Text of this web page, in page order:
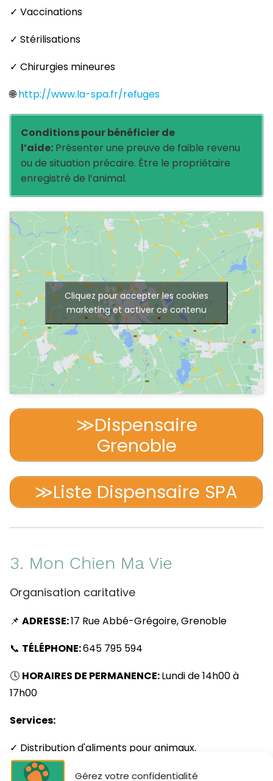
Gérez votre confidentialité
✓ Vaccinations
✓ Stérilisations
✓ Chirurgies mineures
🌐http://www.la-spa.fr/refuges
Conditions pour bénéficier de
l’aide: Présenter une preuve de faible revenu
ou de situation précaire. Être le propriétaire
enregistré de l’animal.
Cliquez pour accepter les cookies
marketing et activer ce contenu
≫Dispensaire
Grenoble
≫Liste Dispensaire SPA
3. Mon Chien Ma Vie
Organisation caritative
📌 ADRESSE:17 Rue Abbé-Grégoire, Grenoble
📞 TÉLÉPHONE:645 795 594
🕓 HORAIRES DE PERMANENCE:Lundi de 14h00 à
17h00
Services:
✓ Distribution d'aliments pour animaux.
✓ Conseils et soutien aux propriétaires en situation